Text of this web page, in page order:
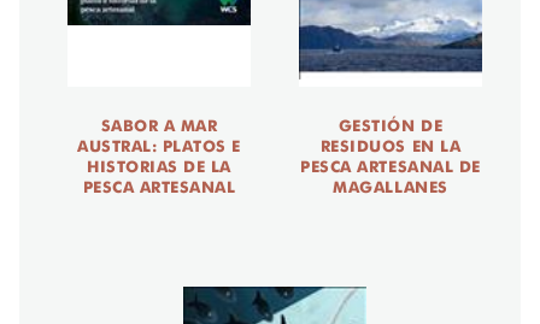
SABOR A MAR
AUSTRAL: PLATOS E
HISTORIAS DE LA
PESCA ARTESANAL
GESTIÓN DE
RESIDUOS EN LA
PESCA ARTESANAL DE
MAGALLANES